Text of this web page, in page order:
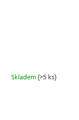
Skladem(>5 ks)